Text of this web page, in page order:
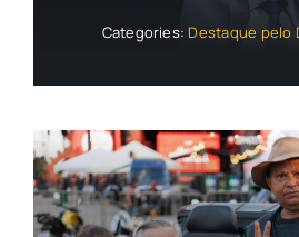
Categories: Destaque pelo